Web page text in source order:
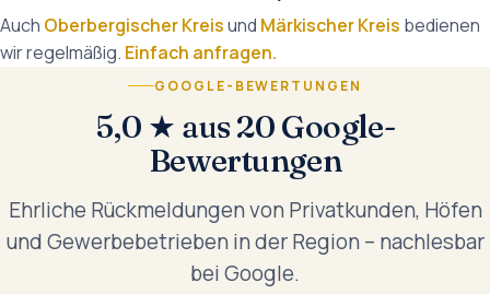
Auch Oberbergischer Kreisund Märkischer Kreis bedienen
wir regelmäßig. Einfach anfragen.
GOOGLE-BEWERTUNGEN
5,0 ★ aus 20 Google-
Bewertungen
Ehrliche Rückmeldungen von Privatkunden, Höfen
und Gewerbebetrieben in der Region – nachlesbar
bei Google.